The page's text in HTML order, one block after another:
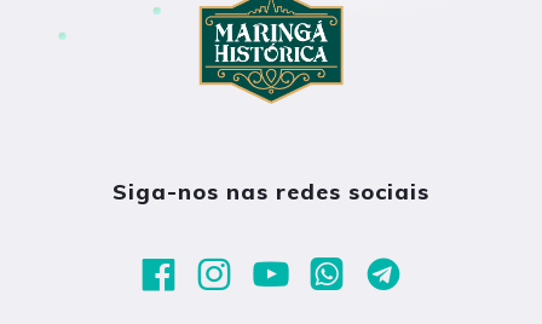
Siga-nos nas redes sociais